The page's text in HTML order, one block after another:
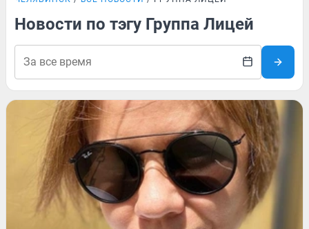
Новости по тэгу Группа Лицей